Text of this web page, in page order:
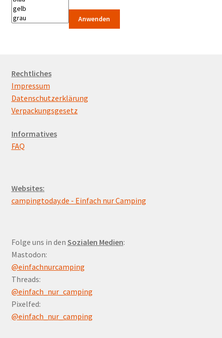
Anwenden
Rechtliches
Impressum
Datenschutzerklärung
Verpackungsgesetz
Informatives
FAQ
Websites:
campingtoday.de - Einfach nur Camping
Folge uns in den Sozialen Medien:
Mastodon:
@einfachnurcamping
Threads:
@einfach_nur_camping
Pixelfed:
@einfach_nur_camping